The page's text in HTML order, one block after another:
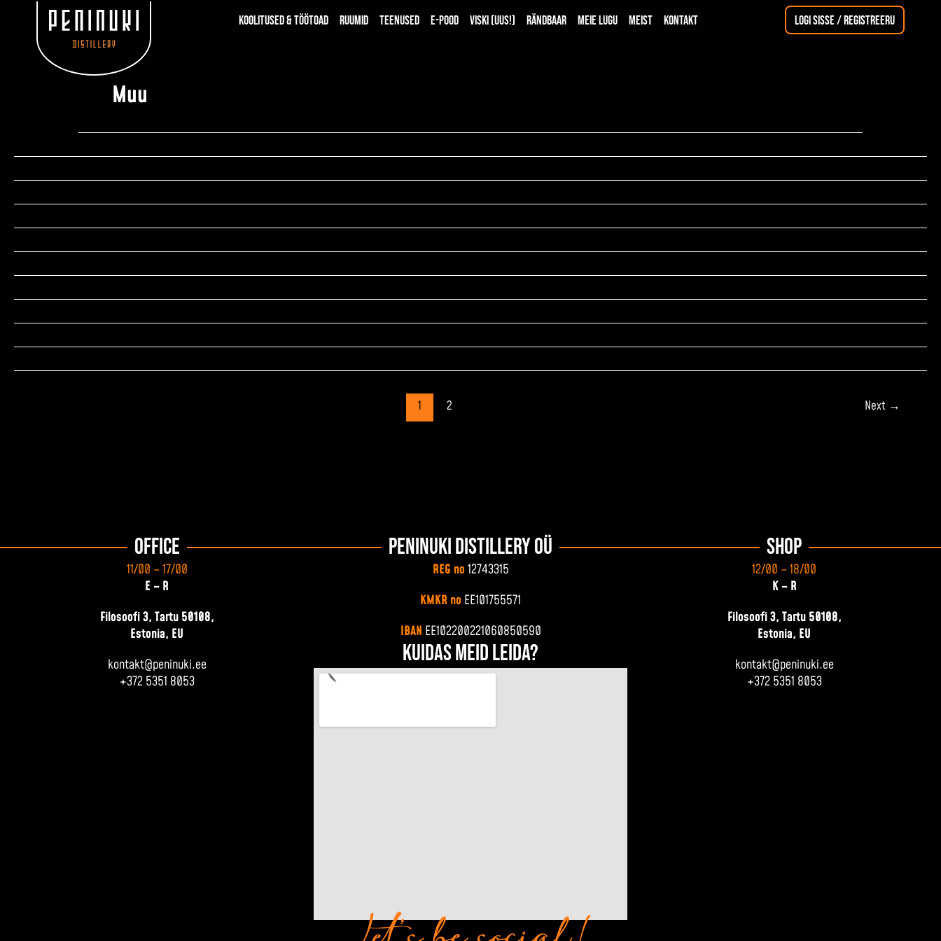
Koolitused & töötoad Ruumid Teenused E-pood Viski (UUS!) Rändbaar Meie lugu Meist Kontakt Logi sisse / registreeru
Muu
1 2 Next →
Office
11/00 – 17/00
E – R
Filosoofi 3, Tartu 50108,
Estonia, EU
kontakt@peninuki.ee
+372 5351 8053
Peninuki Distillery OÜ
REG no 12743315
KMKR no EE101755571
IBAN EE102200221060850590
Kuidas meid leida?
Shop
12/00 – 18/00
K – R
Filosoofi 3, Tartu 50108,
Estonia, EU
kontakt@peninuki.ee
+372 5351 8053